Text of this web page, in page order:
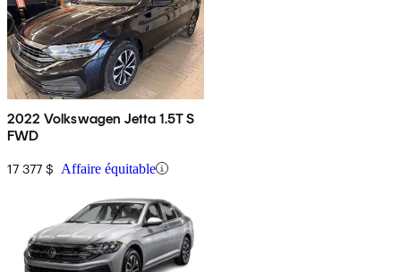
2022 Volkswagen Jetta 1.5T S
FWD
17 377 $ Affaire équitable